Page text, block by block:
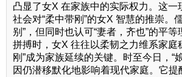
凸显了女X 在家族中的实际权力。这一
社会对“柔中带刚”的女X 智慧的推崇。
别”，但同时也认可“妻者，齐也”的平
拼搏时，女X 往往以柔韧之力维系家庭
刚”成为家族延续的关键。时至今日，“
因仍潜移默化地影响着现代家庭。它